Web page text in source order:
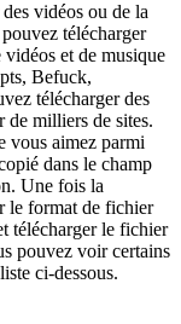
vidéos ou de la
télécharger
vidéos et de musique
Befuck,
télécharger des
de milliers de sites.
vous aimez parmi
dans le champ
Une fois la
le format de fichier
télécharger le fichier
pouvez voir certains
ci-dessous.